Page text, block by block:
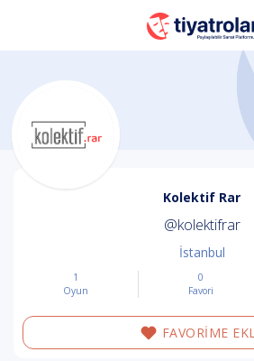
Kolektif Rar
@kolektifrar
İstanbul
1
Oyun
0
Favori
FAVORİME